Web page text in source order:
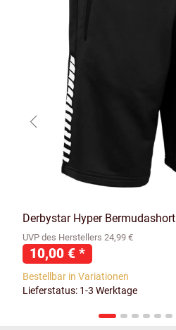
Derbystar Hyper Bermudashort
UVP des Herstellers 24,99 €
10,00 € *
Bestellbar in Variationen
Lieferstatus: 1-3 Werktage